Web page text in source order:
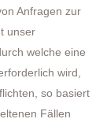
Anfragen zur
unser
welche eine
wird,
so basiert
Fällen